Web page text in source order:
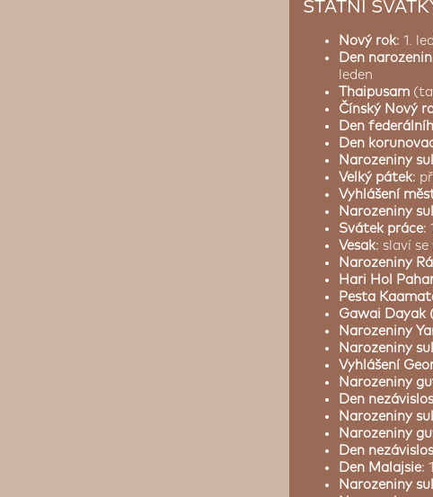
STÁTNÍ
Nový rok: 1.
Den
leden
Thaipusam
Čínský Nový
Den
Den
Narozeniny
Velký pátek:
Vyhlášení
Narozeniny
Svátek práce:
Vesak: slaví
Narozeniny
Hari Hol
Pesta
Gawai Dayak
Narozeniny
Narozeniny
Vyhlášení
Narozeniny
Den
Narozeniny
Narozeniny
Den
Den Malajsie:
Narozeniny